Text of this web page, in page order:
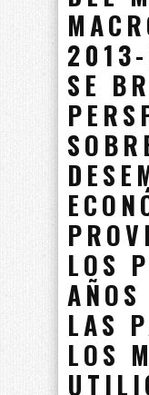
SE
LOS
LAS
LOS